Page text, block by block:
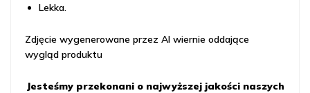
Lekka.
Zdjęcie wygenerowane przez AI wiernie oddające
wygląd produktu
Jesteśmy przekonani o najwyższej jakości naszych